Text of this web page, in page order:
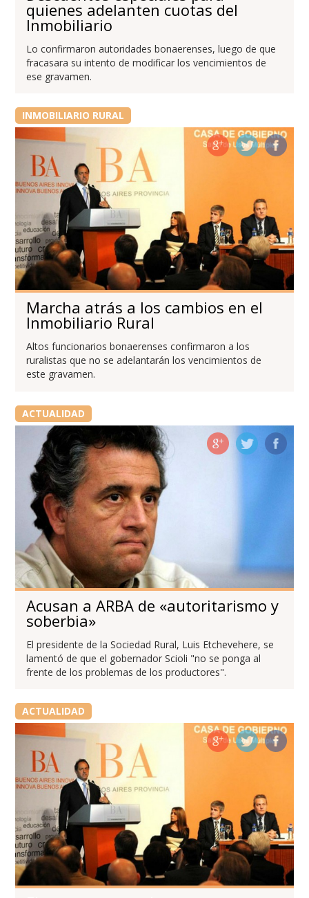
quienes adelanten cuotas del
Inmobiliario
Lo confirmaron autoridades bonaerenses, luego de que
fracasara su intento de modificar los vencimientos de
ese gravamen.
INMOBILIARIO RURAL
Marcha atrás a los cambios en el
Inmobiliario Rural
Altos funcionarios bonaerenses confirmaron a los
ruralistas que no se adelantarán los vencimientos de
este gravamen.
ACTUALIDAD
Acusan a ARBA de «autoritarismo y
soberbia»
El presidente de la Sociedad Rural, Luis Etchevehere, se
lamentó de que el gobernador Scioli "no se ponga al
frente de los problemas de los productores".
ACTUALIDAD